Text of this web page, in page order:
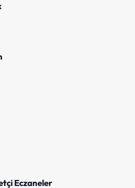
Eczaneler